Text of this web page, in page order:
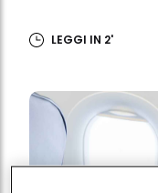
LEGGI IN 2'